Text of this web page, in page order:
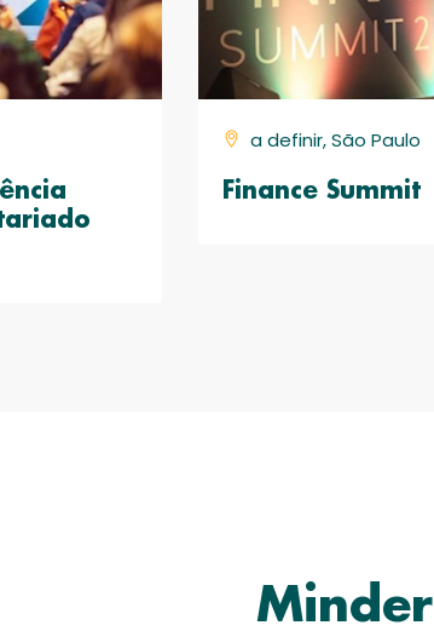
a definir, São Paulo
Finance Summit
Minder